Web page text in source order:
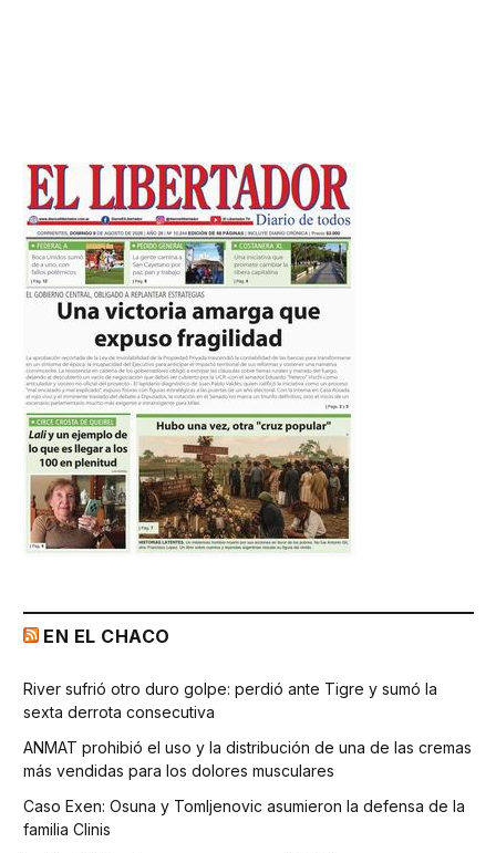
EN EL CHACO
River sufrió otro duro golpe: perdió ante Tigre y sumó la
sexta derrota consecutiva
ANMAT prohibió el uso y la distribución de una de las cremas
más vendidas para los dolores musculares
Caso Exen: Osuna y Tomljenovic asumieron la defensa de la
familia Clinis